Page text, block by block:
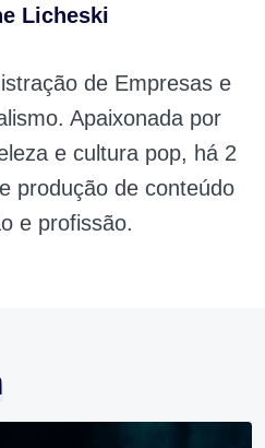
Licheski
de Empresas e
Apaixonada por
e cultura pop, há 2
produção de conteúdo
e profissão.